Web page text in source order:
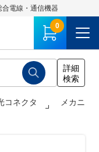
合電線・通信機器
0
コネクタ
メカニ